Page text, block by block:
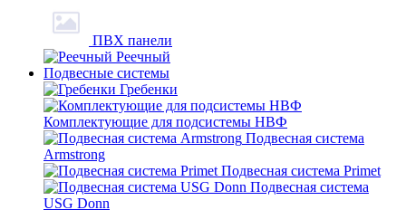
ПВХ панели
Реечный
Подвесные системы
Гребенки
Комплектующие для подсистемы НВФ
Подвесная система
Armstrong
Подвесная система Primet
Подвесная система
USG Donn